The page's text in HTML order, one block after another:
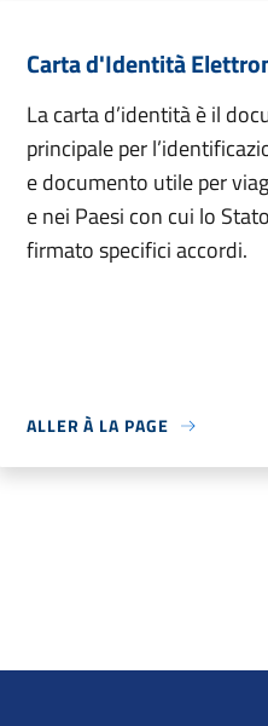
Carta d'Identità
La carta d’identità è il
principale per
e documento utile per
e nei Paesi con cui lo
firmato specifici accordi.
ALLER À LA PAGE